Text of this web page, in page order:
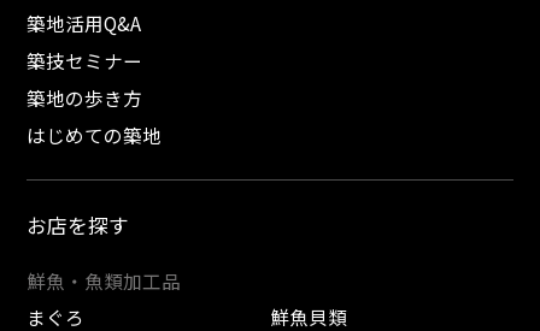
築地活用Q&A
築技セミナー
築地の歩き方
はじめての築地
お店を探す
鮮魚・魚類加工品
まぐろ
鮮魚貝類